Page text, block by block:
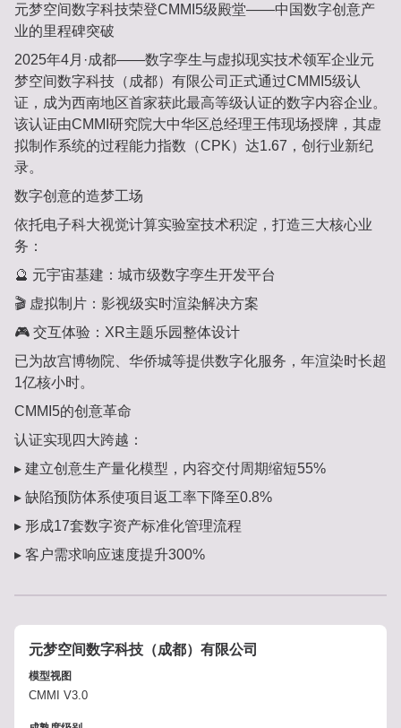
元梦空间数字科技荣登CMMI5级殿堂——中国数字创意产
业的里程碑突破
2025年4月·成都——数字孪生与虚拟现实技术领军企业元
梦空间数字科技（成都）有限公司正式通过CMMI5级认
证，成为西南地区首家获此最高等级认证的数字内容企业。
该认证由CMMI研究院大中华区总经理王伟现场授牌，其虚
拟制作系统的过程能力指数（CPK）达1.67，创行业新纪
录。
数字创意的造梦工场
依托电子科大视觉计算实验室技术积淀，打造三大核心业
务：
🔮 元宇宙基建：城市级数字孪生开发平台
🎬 虚拟制片：影视级实时渲染解决方案
🎮 交互体验：XR主题乐园整体设计
已为故宫博物院、华侨城等提供数字化服务，年渲染时长超
1亿核小时。
CMMI5的创意革命
认证实现四大跨越：
▸ 建立创意生产量化模型，内容交付周期缩短55%
▸ 缺陷预防体系使项目返工率下降至0.8%
▸ 形成17套数字资产标准化管理流程
▸ 客户需求响应速度提升300%
元梦空间数字科技（成都）有限公司
模型视图
CMMI V3.0